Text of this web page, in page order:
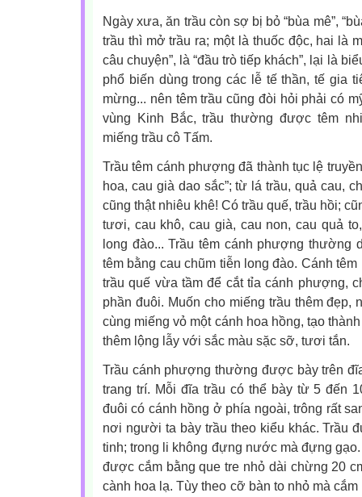
Ngày xưa, ăn trầu còn sợ bị bỏ “bùa mê”,
trầu thì mở trầu ra; một là thuốc độc, hai là
câu chuyện”, là “đầu trò tiếp khách”, lại là
phổ biến dùng trong các lễ tế thần, tế gia
mừng... nên têm trầu cũng đòi hỏi phải có
vùng Kinh Bắc, trầu thường được têm
miếng trầu cô Tấm.
Trầu têm cánh phượng đã thành tục lệ
hoa, cau già dao sắc”; từ lá trầu, quả cau,
cũng thật nhiêu khê! Có trầu quế, trầu hồi;
tươi, cau khô, cau già, cau non, cau quả
long đào... Trầu têm cánh phượng thường
têm bằng cau chũm tiễn long đào. Cánh
trầu quế vừa tầm để cắt tỉa cánh phượng,
phần đuôi. Muốn cho miếng trầu thêm
cùng miếng vỏ một cánh hoa hồng, tạo
thêm lộng lẫy với sắc màu sặc sỡ, tươi tắn.
Trầu cánh phượng thường được bày trên
trang trí. Mỗi đĩa trầu có thể bày từ 5 đến
đuôi có cánh hồng ở phía ngoài, trông rất
nơi người ta bày trầu theo kiểu khác. Trầu
tinh; trong li không đựng nước mà đựng
được cắm bằng que tre nhỏ dài chừng 20
cành hoa lạ. Tùy theo cỡ bàn to nhỏ mà